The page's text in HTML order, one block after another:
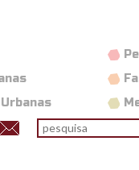
Formulário de
pesquisar